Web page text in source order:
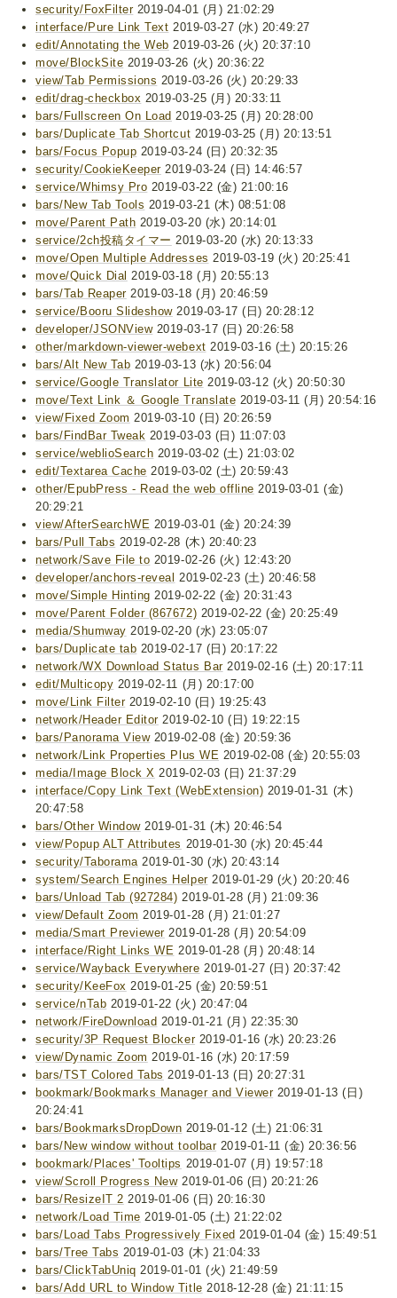
security/FoxFilter2019-04-01 (月) 21:02:29
interface/Pure Link Text 2019-03-27 (水) 20:49:27
edit/Annotating the Web 2019-03-26 (火) 20:37:10
move/BlockSite 2019-03-26 (火) 20:36:22
view/Tab Permissions 2019-03-26 (火) 20:29:33
edit/drag-checkbox 2019-03-25 (月) 20:33:11
bars/Fullscreen On Load 2019-03-25 (月) 20:28:00
bars/Duplicate Tab Shortcut 2019-03-25 (月) 20:13:51
bars/Focus Popup 2019-03-24 (日) 20:32:35
security/CookieKeeper2019-03-24 (日) 14:46:57
service/Whimsy Pro 2019-03-22 (金) 21:00:16
bars/New Tab Tools 2019-03-21 (木) 08:51:08
move/Parent Path 2019-03-20 (水) 20:14:01
service/2ch投稿タイマー 2019-03-20 (水) 20:13:33
move/Open Multiple Addresses 2019-03-19 (火) 20:25:41
move/Quick Dial 2019-03-18 (月) 20:55:13
bars/Tab Reaper2019-03-18 (月) 20:46:59
service/Booru Slideshow2019-03-17 (日) 20:28:12
developer/JSONView2019-03-17 (日) 20:26:58
other/markdown-viewer-webext 2019-03-16 (土) 20:15:26
bars/Alt New Tab 2019-03-13 (水) 20:56:04
service/Google Translator Lite 2019-03-12 (火) 20:50:30
move/Text Link ＆ Google Translate 2019-03-11 (月) 20:54:16
view/Fixed Zoom 2019-03-10 (日) 20:26:59
bars/FindBar Tweak 2019-03-03 (日) 11:07:03
service/weblioSearch 2019-03-02 (土) 21:03:02
edit/Textarea Cache 2019-03-02 (土) 20:59:43
other/EpubPress - Read the web offline 2019-03-01 (金)
20:29:21
view/AfterSearchWE 2019-03-01 (金) 20:24:39
bars/Pull Tabs 2019-02-28 (木) 20:40:23
network/Save File to 2019-02-26 (火) 12:43:20
developer/anchors-reveal 2019-02-23 (土) 20:46:58
move/Simple Hinting 2019-02-22 (金) 20:31:43
move/Parent Folder (867672) 2019-02-22 (金) 20:25:49
media/Shumway 2019-02-20 (水) 23:05:07
bars/Duplicate tab 2019-02-17 (日) 20:17:22
network/WX Download Status Bar2019-02-16 (土) 20:17:11
edit/Multicopy 2019-02-11 (月) 20:17:00
move/Link Filter2019-02-10 (日) 19:25:43
network/Header Editor2019-02-10 (日) 19:22:15
bars/Panorama View2019-02-08 (金) 20:59:36
network/Link Properties Plus WE 2019-02-08 (金) 20:55:03
media/Image Block X 2019-02-03 (日) 21:37:29
interface/Copy Link Text (WebExtension) 2019-01-31 (木)
20:47:58
bars/Other Window2019-01-31 (木) 20:46:54
view/Popup ALT Attributes 2019-01-30 (水) 20:45:44
security/Taborama2019-01-30 (水) 20:43:14
system/Search Engines Helper2019-01-29 (火) 20:20:46
bars/Unload Tab (927284) 2019-01-28 (月) 21:09:36
view/Default Zoom 2019-01-28 (月) 21:01:27
media/Smart Previewer2019-01-28 (月) 20:54:09
interface/Right Links WE 2019-01-28 (月) 20:48:14
service/Wayback Everywhere 2019-01-27 (日) 20:37:42
security/KeeFox 2019-01-25 (金) 20:59:51
service/nTab 2019-01-22 (火) 20:47:04
network/FireDownload 2019-01-21 (月) 22:35:30
security/3P Request Blocker2019-01-16 (水) 20:23:26
view/Dynamic Zoom 2019-01-16 (水) 20:17:59
bars/TST Colored Tabs 2019-01-13 (日) 20:27:31
bookmark/Bookmarks Manager and Viewer2019-01-13 (日)
20:24:41
bars/BookmarksDropDown 2019-01-12 (土) 21:06:31
bars/New window without toolbar2019-01-11 (金) 20:36:56
bookmark/Places' Tooltips 2019-01-07 (月) 19:57:18
view/Scroll Progress New2019-01-06 (日) 20:21:26
bars/ResizeIT 2 2019-01-06 (日) 20:16:30
network/Load Time 2019-01-05 (土) 21:22:02
bars/Load Tabs Progressively Fixed 2019-01-04 (金) 15:49:51
bars/Tree Tabs 2019-01-03 (木) 21:04:33
bars/ClickTabUniq 2019-01-01 (火) 21:49:59
bars/Add URL to Window Title 2018-12-28 (金) 21:11:15